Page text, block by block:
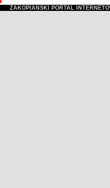
ZAKOPIAŃSKI PORTAL